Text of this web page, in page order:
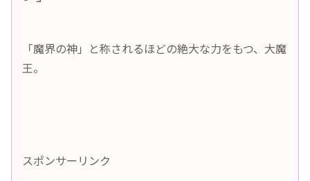
「魔界の神」と称されるほどの絶大な力をもつ、大魔
王。
スポンサーリンク